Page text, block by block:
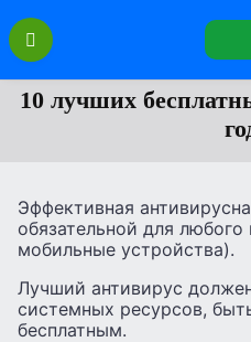
Перейти
содержанию
10 лучших
Эффективная
обязательной для
мобильные устройства).
Лучший антивирус
системных ресурсов,
бесплатным.